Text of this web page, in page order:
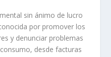
sin ánimo de lucro
por promover los
y denunciar problemas
desde facturas